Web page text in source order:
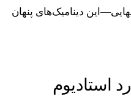
دینامیک‌های پنهان
استادیوم